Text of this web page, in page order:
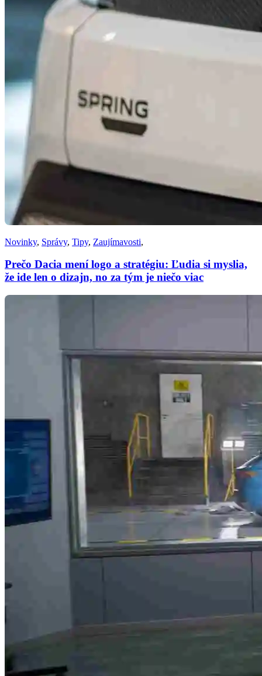
Novinky, Správy, Tipy, Zaujímavosti,
Prečo Dacia mení logo a stratégiu: Ľudia si myslia,
že ide len o dizajn, no za tým je niečo viac